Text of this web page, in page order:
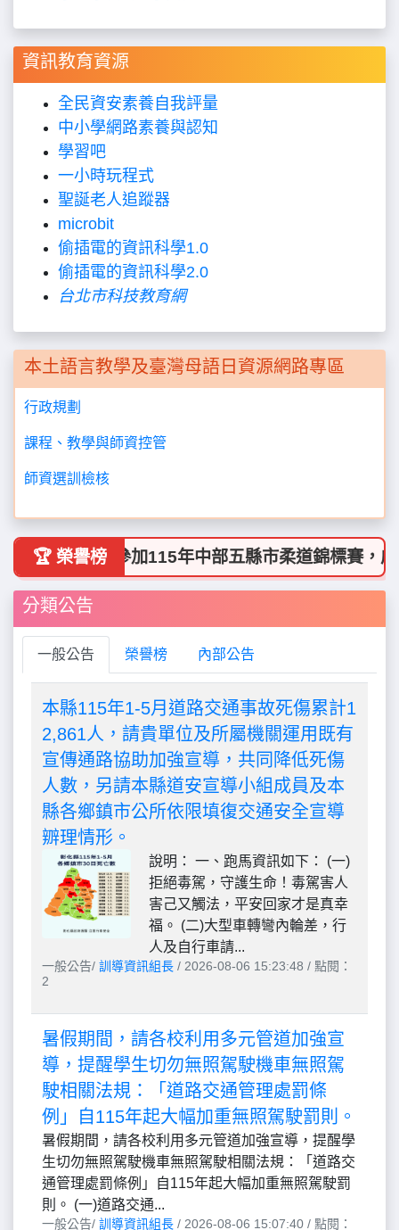
資訊教育資源
全民資安素養自我評量
中小學網路素養與認知
學習吧
一小時玩程式
聖誕老人追蹤器
microbit
偷插電的資訊科學1.0
偷插電的資訊科學2.0
台北市科技教育網
本土語言教學及臺灣母語日資源網路專區
行政規劃
課程、教學與師資控管
師資選訓檢核
🏆 榮譽榜
本校學生參加115年中部五縣市柔道錦標賽，成績
分類公告
一般公告 榮譽榜 內部公告
本縣115年1-5月道路交通事故死傷累計1
2,861人，請貴單位及所屬機關運用既有
宣傳通路協助加強宣導，共同降低死傷
人數，另請本縣道安宣導小組成員及本
縣各鄉鎮市公所依限填復交通安全宣導
辧理情形。
說明： 一、跑馬資訊如下： (一)
拒絕毒駕，守護生命！毒駕害人
害己又觸法，平安回家才是真幸
福。 (二)大型車轉彎內輪差，行
人及自行車請...
一般公告/ 訓導資訊組長 / 2026-08-06 15:23:48 / 點閱：
2
暑假期間，請各校利用多元管道加強宣
導，提醒學生切勿無照駕駛機車無照駕
駛相關法規：「道路交通管理處罰條
例」自115年起大幅加重無照駕駛罰則。
暑假期間，請各校利用多元管道加強宣導，提醒學
生切勿無照駕駛機車無照駕駛相關法規：「道路交
通管理處罰條例」自115年起大幅加重無照駕駛罰
則。 (一)道路交通...
一般公告/ 訓導資訊組長 / 2026-08-06 15:07:40 / 點閱：